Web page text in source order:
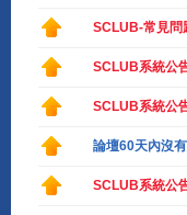
SCLUB-常見問
SCLUB系統公
SCLUB系統公
論壇60天內沒
SCLUB系統公